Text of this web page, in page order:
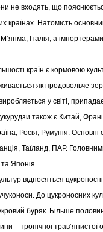
не входять, що
країнах. Натомість
Італія, а імпортерами
країн є кормовою
як продовольче
у світі,
також є Китай,
Росія, Румунія.
Таїланд, ПАР.
Японія.
відносяться
До цукроносних
буряк. Більше
– тропічної трав’янистої